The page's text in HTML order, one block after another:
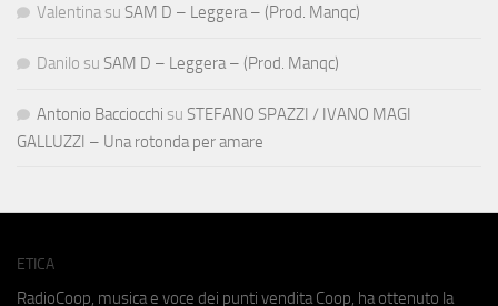
Valentina su SAM D – Leggera – (Prod. Manqc)
Danilo su SAM D – Leggera – (Prod. Manqc)
Antonio Bacciocchi su STEFANO SPAZZI / IVANO MAGI
GALLUZZI – Una rotonda per amare
ETICA
RadioCoop, musica e voce dei punti vendita Coop, ha ottenuto la